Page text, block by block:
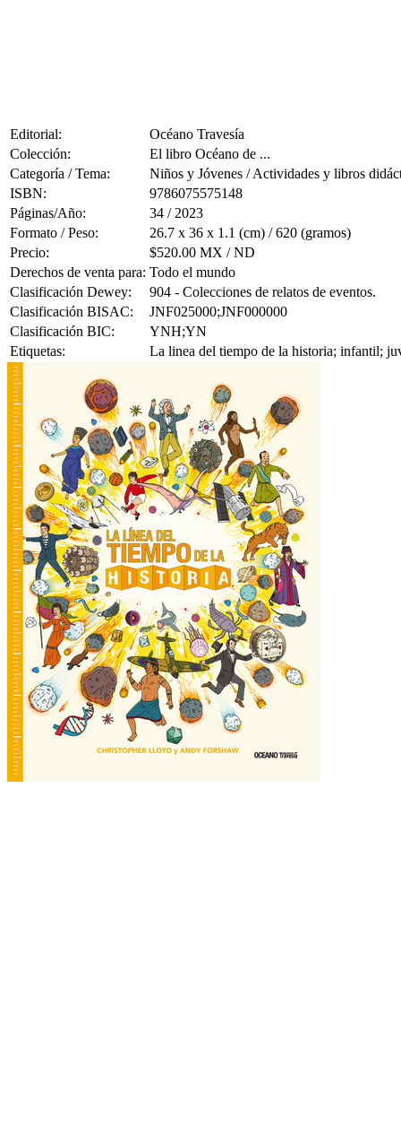
Editorial:
Océano Travesía
Colección:
El libro Océano de ...
Categoría / Tema:
Niños y Jóvenes / Actividades y libros
ISBN:
9786075575148
Páginas/Año:
34 / 2023
Formato / Peso:
26.7 x 36 x 1.1 (cm) / 620 (gramos)
Precio:
$520.00 MX / ND
Derechos de venta para: Todo el mundo
Clasificación Dewey:
904 - Colecciones de relatos de eventos.
Clasificación BISAC:
JNF025000;JNF000000
Clasificación BIC:
YNH;YN
Etiquetas:
La linea del tiempo de la historia; infantil;